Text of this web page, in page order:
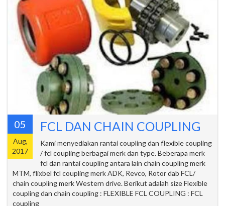
05
Aug,
2017
FCL DAN CHAIN COUPLING
Kami menyediakan rantai coupling dan flexible coupling
/ fcl coupling berbagai merk dan type. Beberapa merk
fcl dan rantai coupling antara lain chain coupling merk
MTM, flixbel fcl coupling merk ADK, Revco, Rotor dab FCL/
chain coupling merk Western drive. Berikut adalah size Flexible
coupling dan chain coupling : FLEXIBLE FCL COUPLING : FCL
coupling